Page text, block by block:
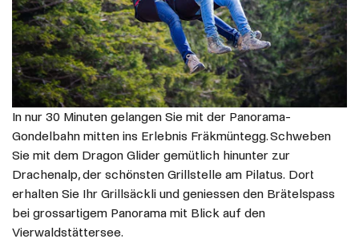
In nur 30 Minuten gelangen Sie mit der Panorama-
Gondelbahn mitten ins Erlebnis Fräkmüntegg. Schweben
Sie mit dem Dragon Glider gemütlich hinunter zur
Drachenalp, der schönsten Grillstelle am Pilatus. Dort
erhalten Sie Ihr Grillsäckli und geniessen den Brätelspass
bei grossartigem Panorama mit Blick auf den
Vierwaldstättersee.